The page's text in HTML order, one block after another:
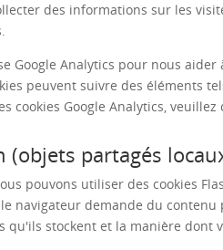
des informations sur les
Google Analytics pour nous
peuvent suivre des éléments
cookies Google Analytics,
(objets partagés
pouvons utiliser des cookies
navigateur demande du contenu
qu'ils stockent et la manière dont